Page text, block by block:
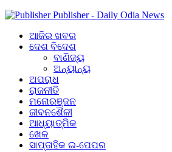
Publisher - Daily Odia News
ଆଜିର ଖବର
ଦେଶ ବିଦେଶ
ବାଣିଜ୍ୟ
ଅନ୍ୟାନ୍ୟ
ଅପରାଧ
ରାଜନୀତି
ମନୋରଞ୍ଜନ
ଜୀବନଶୈଳୀ
ଆଧ୍ୟାତ୍ମିକ
ଖେଳ
ସାପ୍ତାହିକ ଇ-ପେପର